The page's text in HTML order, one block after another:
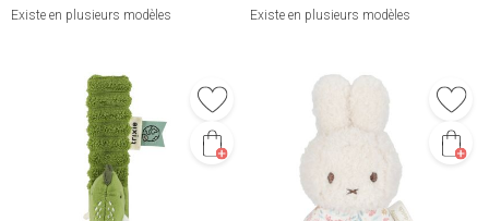
Existe en plusieurs modèles Existe en plusieurs modèles